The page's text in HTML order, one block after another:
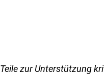
zur Unterstützung